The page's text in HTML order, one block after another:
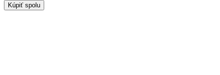
Kúpiť spolu